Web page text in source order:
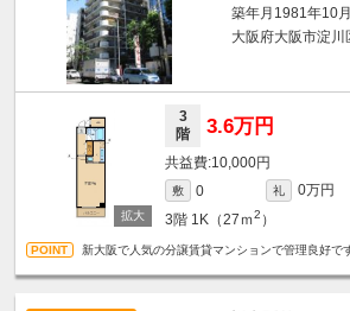
築年月1981年10
大阪府大阪市淀川
3
階
3.6万円
10,000円
敷 0 礼
0万円
3階 1K（27ｍ2 ）
新大阪で人気の分譲賃貸マンションで管理良好で